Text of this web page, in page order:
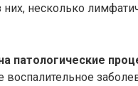
несколько
патологические
воспалительное